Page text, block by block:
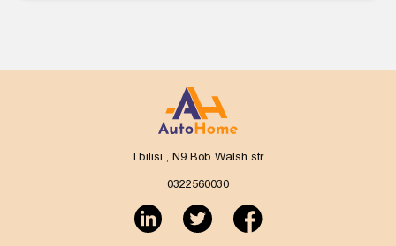
Tbilisi , N9 Bob Walsh str.
0322560030